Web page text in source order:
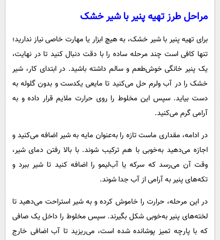
مراحل طرز تهیه پنیر با شیر خشک
برای تهیه پنیر با شیر خشک، به هیچ ابزار یا مهارت خاصی نیاز ندارید؛
تنها کافی است چند مرحله ساده را با دقت دنبال کنید تا در نهایت،
یک پنیر خانگی خوش‌طعم و سالم داشته باشید. در ابتدای کار، شیر
خشک را در آب ولرم حل می‌کنید تا مایعی یکدست و بدون گلوله به
دست بیاید. سپس این مخلوط را روی حرارت ملایم قرار داده و به
آرامی گرم می‌کنید.
در ادامه، مقداری ماست تازه را به‌عنوان مایه به شیر اضافه می‌کنید و
اجازه می‌دهید به‌خوبی با هم ترکیب شوند. با بالا رفتن دمای شیر،
وقت آن می‌رسد که سرکه یا آب‌لیمو را اضافه کنید تا شیر ببرد و
تکه‌های پنیر به آرامی از آب جدا شوند.
در این مرحله، حرارت را خاموش کرده و به شیر استراحت می‌دهید تا
لخته‌های پنیر به‌خوبی شکل بگیرند. سپس مخلوط را داخل یک صافی
که با پارچه تمیز پوشانده شده است، می‌ریزید تا آب اضافی خارج